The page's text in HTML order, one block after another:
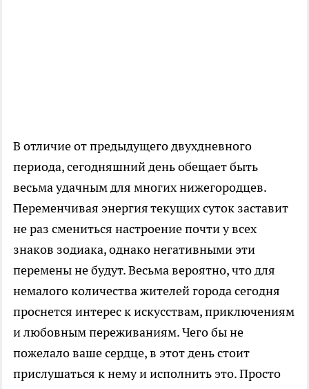
В отличие от предыдущего двухдневного
периода, сегодняшний день обещает быть
весьма удачным для многих нижегородцев.
Переменчивая энергия текущих суток заставит
не раз смениться настроение почти у всех
знаков зодиака, однако негативными эти
перемены не будут. Весьма вероятно, что для
немалого количества жителей города сегодня
проснется интерес к искусствам, приключениям
и любовным переживаниям. Чего бы не
пожелало ваше сердце, в этот день стоит
прислушаться к нему и исполнить это. Просто